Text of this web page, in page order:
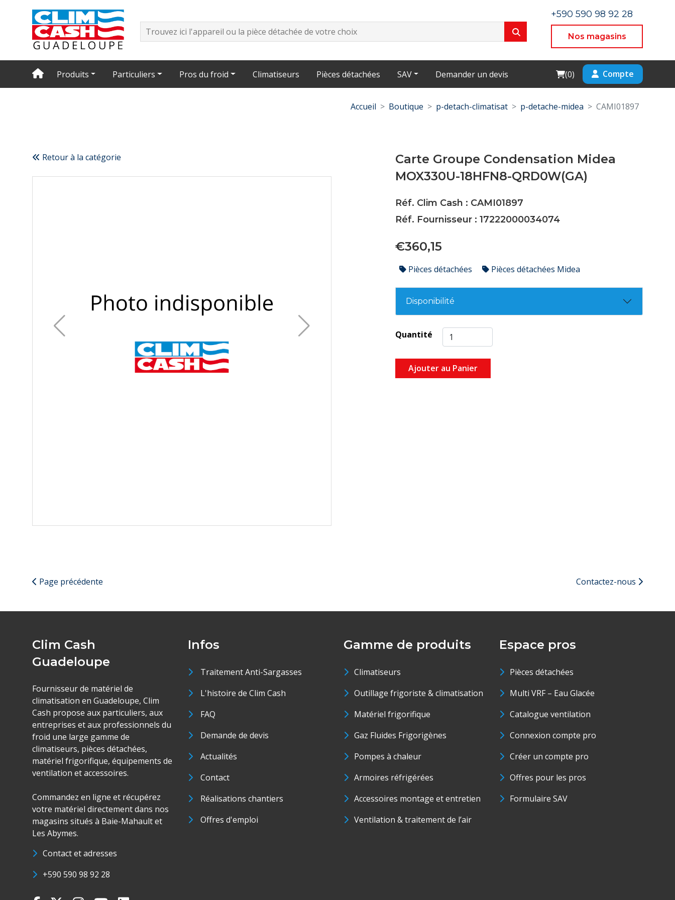
+590 590 98 92 28
Nos magasins
Produits Particuliers Pros du froid Climatiseurs Pièces détachées SAV Demander un devis Cart
(0) Compte
Accueil Boutique p-detach-climatisat p-detache-midea CAMI01897
Retour à la catégorie
Carte Groupe Condensation Midea
MOX330U-18HFN8-QRD0W(GA)
Réf. Clim Cash : CAMI01897
Réf. Fournisseur : 17222000034074
€360,15
Pièces détachées Pièces détachées Midea
Disponibilité
Quantité
Ajouter au Panier
Page précédente Contactez-nous
Clim Cash
Guadeloupe
Fournisseur de matériel de
climatisation en Guadeloupe, Clim
Cash propose aux particuliers, aux
entreprises et aux professionnels du
froid une large gamme de
climatiseurs, pièces détachées,
matériel frigorifique, équipements de
ventilation et accessoires.
Commandez en ligne et récupérez
votre matériel directement dans nos
magasins situés à Baie-Mahault et
Les Abymes.
Contact et adresses
+590 590 98 92 28
Infos
Traitement Anti-Sargasses
L'histoire de Clim Cash
FAQ
Demande de devis
Actualités
Contact
Réalisations chantiers
Offres d'emploi
Gamme de produits
Climatiseurs
Outillage frigoriste & climatisation
Matériel frigorifique
Gaz Fluides Frigorigènes
Pompes à chaleur
Armoires réfrigérées
Accessoires montage et entretien
Ventilation & traitement de l’air
Espace pros
Pièces détachées
Multi VRF – Eau Glacée
Catalogue ventilation
Connexion compte pro
Créer un compte pro
Offres pour les pros
Formulaire SAV